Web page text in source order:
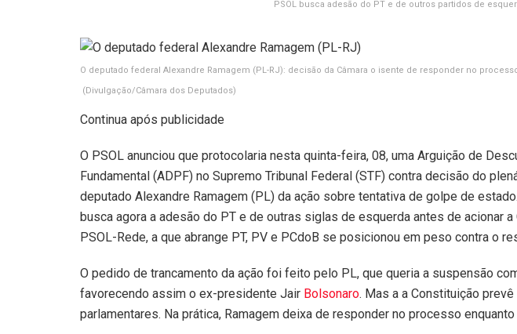
PSOL busca adesão do PT e de outros partidos de
O deputado federal Alexandre Ramagem (PL-RJ): decisão da Câmara o isente de responder no
(Divulgação/Câmara dos Deputados)
Continua após publicidade
O PSOL anunciou que protocolaria nesta quinta-feira, 08, uma Arguição de
Fundamental (ADPF) no Supremo Tribunal Federal (STF) contra decisão do
deputado Alexandre Ramagem (PL) da ação sobre tentativa de golpe de
busca agora a adesão do PT e de outras siglas de esquerda antes de acionar
PSOL-Rede, a que abrange PT, PV e PCdoB se posicionou em peso contra o
O pedido de trancamento da ação foi feito pelo PL, que queria a suspensão
favorecendo assim o ex-presidente Jair Bolsonaro. Mas a a Constituição
parlamentares. Na prática, Ramagem deixa de responder no processo